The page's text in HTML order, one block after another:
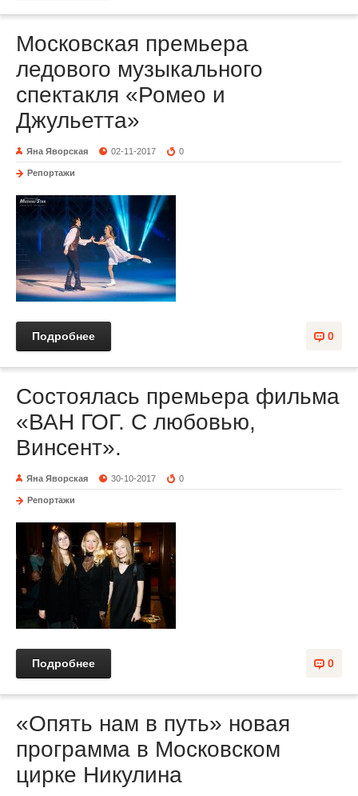
Московская премьера
ледового музыкального
спектакля «Ромео и
Джульетта»
Яна Яворская 02-11-2017 0
Репортажи
0
Подробнее
Состоялась премьера фильма
«ВАН ГОГ. С любовью,
Винсент».
Яна Яворская 30-10-2017 0
Репортажи
0
Подробнее
«Опять нам в путь» новая
программа в Московском
цирке Никулина